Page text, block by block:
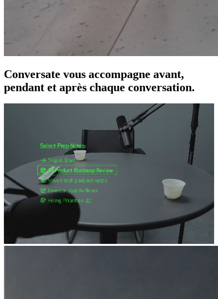
Conversate vous accompagne avant,
pendant et après chaque conversation.